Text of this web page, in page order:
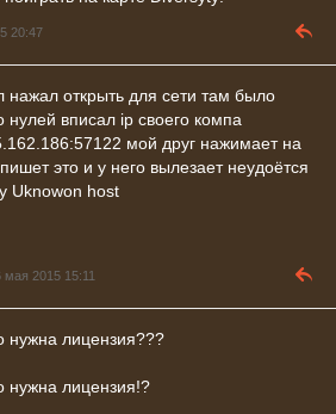
20:47
нажал открыть для сети там было
вписал ip своего компа
мой друг нажимает на
это и у него вылезает неудоётся
Uknowon host
мая 2015 15:11
нужна лицензия???
нужна лицензия!?